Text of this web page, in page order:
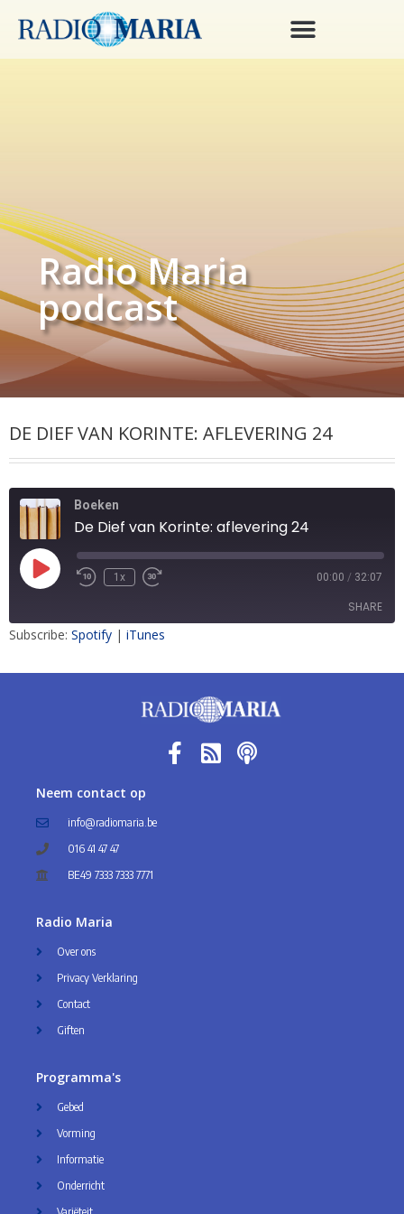
Radio Maria
podcast
DE DIEF VAN KORINTE: AFLEVERING 24
Boeken
De Dief van Korinte: aflevering 24
1x 00:00 / 32:07
SHARE
Subscribe: Spotify | iTunes
Neem contact op
info@radiomaria.be
016 41 47 47
BE49 7333 7333 7771
Radio Maria
Over ons
Privacy Verklaring
Contact
Giften
Programma's
Gebed
Vorming
Informatie
Onderricht